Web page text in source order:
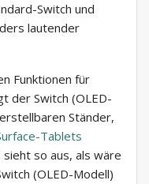
Switch und
lautender
Funktionen für
der Switch (OLED-
Ständer,
Tablets
so aus, als wäre
(OLED-Modell)